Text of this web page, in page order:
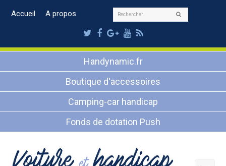
Accueil A propos Rechercher
Twitter
Facebook
Google
Plus
Youtube
RSS
Handynamic.fr
Boutique d'accessoires
Camping-car handicap
Fonds de dotation Push